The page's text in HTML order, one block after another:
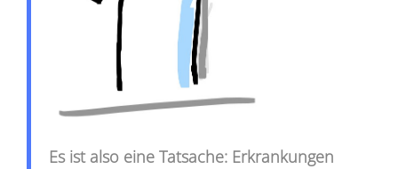
Es ist also eine Tatsache: Erkrankungen